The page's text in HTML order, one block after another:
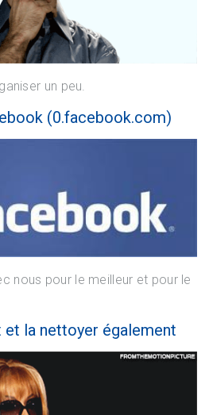
un peu.
(0.facebook.com)
nous pour le meilleur et pour le
et la nettoyer également